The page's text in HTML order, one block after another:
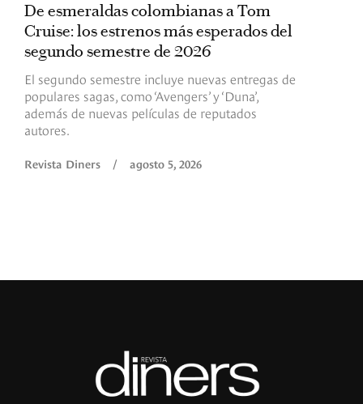
De esmeraldas colombianas a Tom
Cruise: los estrenos más esperados del
segundo semestre de 2026
El segundo semestre incluye nuevas entregas de
populares sagas, como ‘Avengers’ y ‘Duna’,
además de nuevas películas de reputados
autores.
Revista Diners / agosto 5, 2026